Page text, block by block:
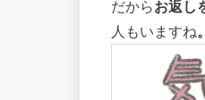
だからお返し
人もいますね